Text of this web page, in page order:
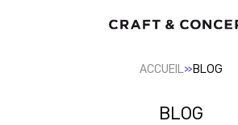
ACCUEIL»BLOG
BLOG